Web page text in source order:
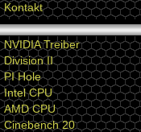
Kontakt
NVIDIA Treiber
Division II
PI Hole
Intel CPU
AMD CPU
Cinebench 20